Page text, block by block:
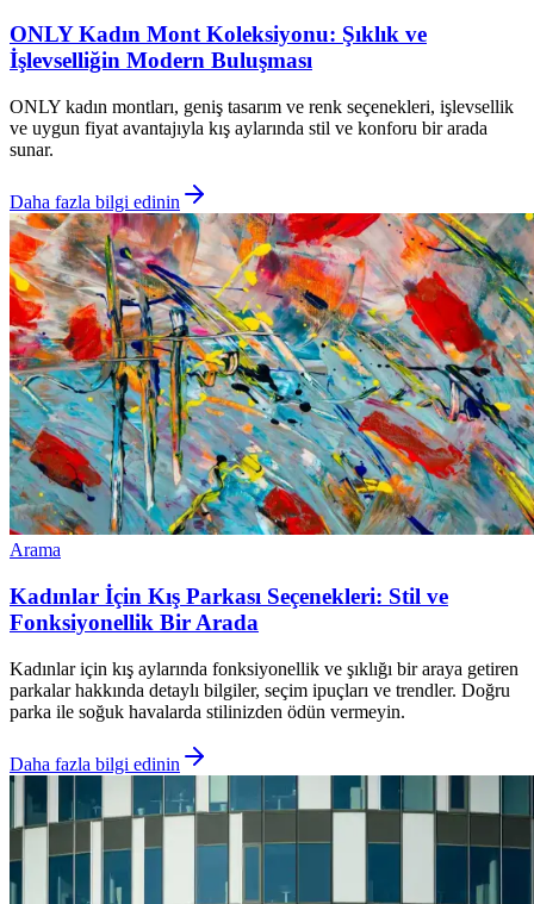
ONLY Kadın Mont Koleksiyonu: Şıklık ve
İşlevselliğin Modern Buluşması
ONLY kadın montları, geniş tasarım ve renk seçenekleri, işlevsellik
ve uygun fiyat avantajıyla kış aylarında stil ve konforu bir arada
sunar.
Daha fazla bilgi edinin
Arama
Kadınlar İçin Kış Parkası Seçenekleri: Stil ve
Fonksiyonellik Bir Arada
Kadınlar için kış aylarında fonksiyonellik ve şıklığı bir araya getiren
parkalar hakkında detaylı bilgiler, seçim ipuçları ve trendler. Doğru
parka ile soğuk havalarda stilinizden ödün vermeyin.
Daha fazla bilgi edinin